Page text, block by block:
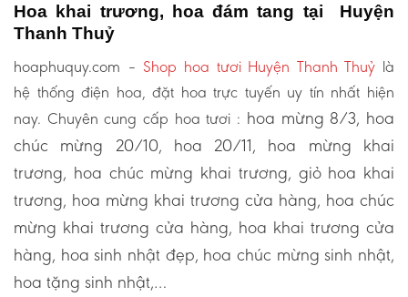
Hoa khai trương, hoa đám tang tại Huyện
Thanh Thuỷ
hoaphuquy.com – Shop hoa tươi Huyện Thanh Thuỷ là
hệ thống điện hoa, đặt hoa trực tuyến uy tín nhất hiện
nay. Chuyên cung cấp hoa tươi : hoa mừng 8/3, hoa
chúc mừng 20/10, hoa 20/11, hoa mừng khai
trương, hoa chúc mừng khai trương, giỏ hoa khai
trương, hoa mừng khai trương cửa hàng, hoa chúc
mừng khai trương cửa hàng, hoa khai trương cửa
hàng, hoa sinh nhật đẹp, hoa chúc mừng sinh nhật,
hoa tặng sinh nhật,…